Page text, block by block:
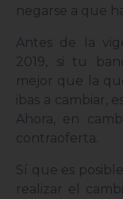
negarse a que
Antes de la
2019, si tu
mejor que la
ibas a cambiar,
Ahora, en
contraoferta.
Sí que es
realizar el